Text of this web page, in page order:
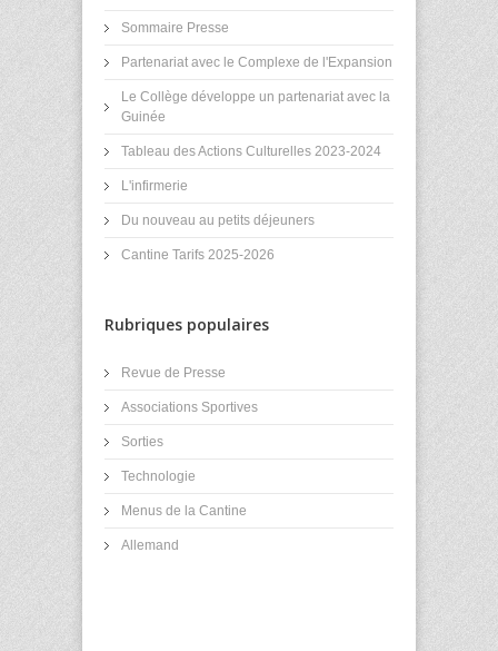
Sommaire Presse
Partenariat avec le Complexe de l'Expansion
Le Collège développe un partenariat avec la
Guinée
Tableau des Actions Culturelles 2023-2024
L'infirmerie
Du nouveau au petits déjeuners
Cantine Tarifs 2025-2026
Rubriques populaires
Revue de Presse
Associations Sportives
Sorties
Technologie
Menus de la Cantine
Allemand